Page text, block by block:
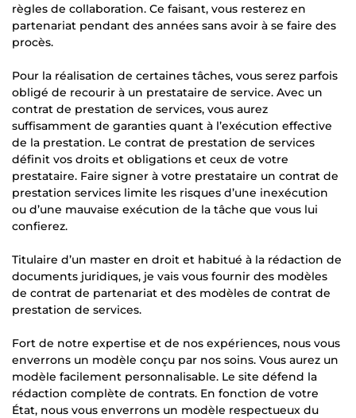
règles de collaboration. Ce faisant, vous resterez en
partenariat pendant des années sans avoir à se faire des
procès.
Pour la réalisation de certaines tâches, vous serez parfois
obligé de recourir à un prestataire de service. Avec un
contrat de prestation de services, vous aurez
suffisamment de garanties quant à l’exécution effective
de la prestation. Le contrat de prestation de services
définit vos droits et obligations et ceux de votre
prestataire. Faire signer à votre prestataire un contrat de
prestation services limite les risques d’une inexécution
ou d’une mauvaise exécution de la tâche que vous lui
confierez.
Titulaire d’un master en droit et habitué à la rédaction de
documents juridiques, je vais vous fournir des modèles
de contrat de partenariat et des modèles de contrat de
prestation de services.
Fort de notre expertise et de nos expériences, nous vous
enverrons un modèle conçu par nos soins. Vous aurez un
modèle facilement personnalisable. Le site défend la
rédaction complète de contrats. En fonction de votre
État, nous vous enverrons un modèle respectueux du